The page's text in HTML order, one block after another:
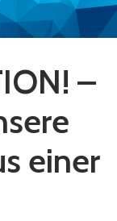
–
einer